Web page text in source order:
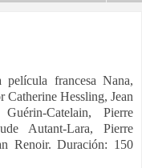
película francesa Nana,
Catherine Hessling, Jean
Catelain, Pierre
Autant-Lara, Pierre
Renoir. Duración: 150